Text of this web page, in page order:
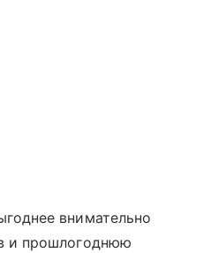
внимательно
и прошлогоднюю